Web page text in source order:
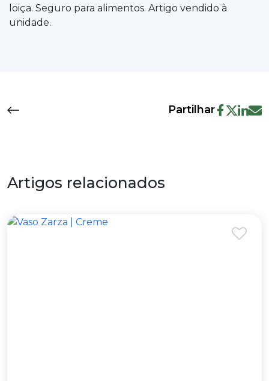
loiça. Seguro para alimentos. Artigo vendido à
unidade.
Partilhar
Artigos relacionados